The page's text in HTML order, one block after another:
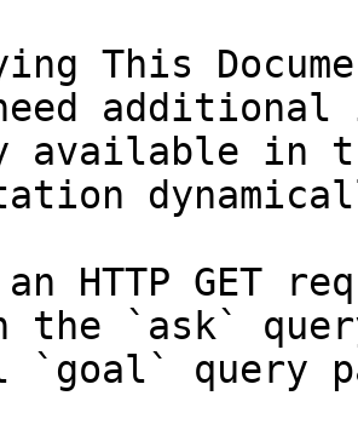
This
available in
HTTP GET
the `ask`
`goal` query